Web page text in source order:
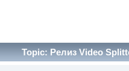
Topic: Релиз Video